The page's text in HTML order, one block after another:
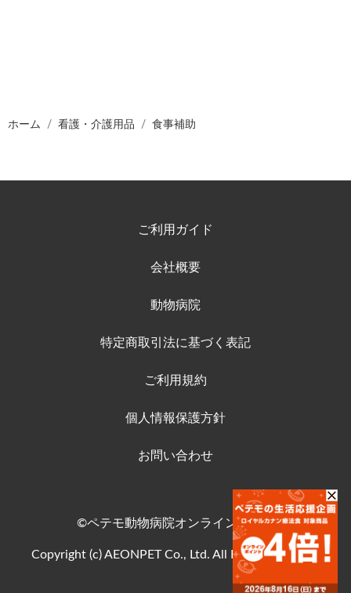
ホーム 看護・介護用品 食事補助
ご利用ガイド
会社概要
動物病院
特定商取引法に基づく表記
ご利用規約
個人情報保護方針
お問い合わせ
©ペテモ動物病院オンラインストア
Copyright (c) AEONPET Co., Ltd. All Rights Reserved.